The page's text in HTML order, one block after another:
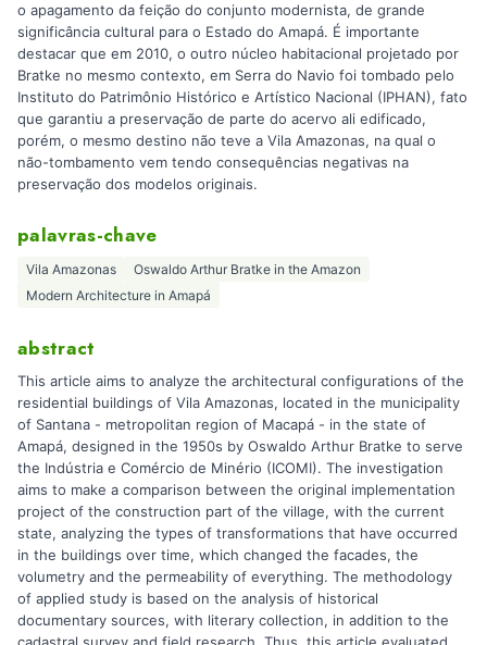
o apagamento da feição do conjunto modernista, de grande
significância cultural para o Estado do Amapá. É importante
destacar que em 2010, o outro núcleo habitacional projetado por
Bratke no mesmo contexto, em Serra do Navio foi tombado pelo
Instituto do Patrimônio Histórico e Artístico Nacional (IPHAN), fato
que garantiu a preservação de parte do acervo ali edificado,
porém, o mesmo destino não teve a Vila Amazonas, na qual o
não-tombamento vem tendo consequências negativas na
preservação dos modelos originais.
palavras-chave
Vila Amazonas
Oswaldo Arthur Bratke in the Amazon
Modern Architecture in Amapá
abstract
This article aims to analyze the architectural configurations of the
residential buildings of Vila Amazonas, located in the municipality
of Santana - metropolitan region of Macapá - in the state of
Amapá, designed in the 1950s by Oswaldo Arthur Bratke to serve
the Indústria e Comércio de Minério (ICOMI). The investigation
aims to make a comparison between the original implementation
project of the construction part of the village, with the current
state, analyzing the types of transformations that have occurred
in the buildings over time, which changed the facades, the
volumetry and the permeability of everything. The methodology
of applied study is based on the analysis of historical
documentary sources, with literary collection, in addition to the
cadastral survey and field research. Thus, this article evaluated